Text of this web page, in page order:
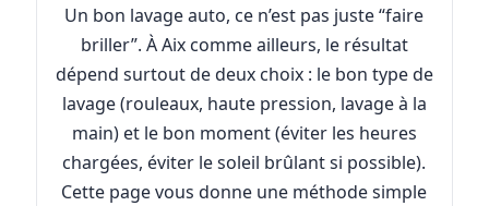
Un bon lavage auto, ce n’est pas juste “faire
briller”. À Aix comme ailleurs, le résultat
dépend surtout de deux choix : le bon type de
lavage (rouleaux, haute pression, lavage à la
main) et le bon moment (éviter les heures
chargées, éviter le soleil brûlant si possible).
Cette page vous donne une méthode simple